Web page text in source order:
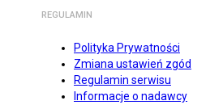
REGULAMIN
Polityka Prywatności
Zmiana ustawień zgód
Regulamin serwisu
Informacje o nadawcy